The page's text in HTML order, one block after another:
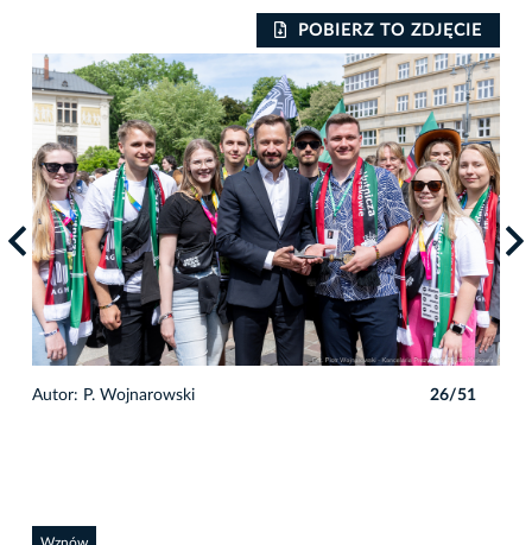
POBIERZ TO ZDJĘCIE
Autor: P. Wojnarowski 26/51
Wznów